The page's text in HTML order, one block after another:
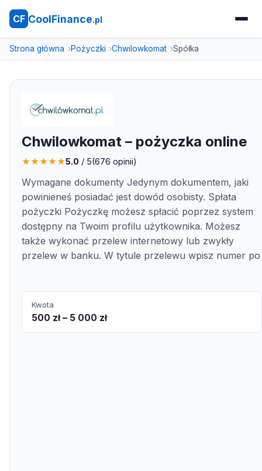
CF CoolFinance.pl
Strona główna Pożyczki Chwilowkomat Spółka
Chwilowkomat – pożyczka online
★★★★★5.0 / 5(676 opinii)
Wymagane dokumenty Jedynym dokumentem, jaki
powinieneś posiadać jest dowód osobisty. Spłata
pożyczki Pożyczkę możesz spłacić poprzez system
dostępny na Twoim profilu użytkownika. Możesz
także wykonać przelew internetowy lub zwykły
przelew w banku. W tytule przelewu wpisz numer po
Kwota
500 zł – 5 000 zł